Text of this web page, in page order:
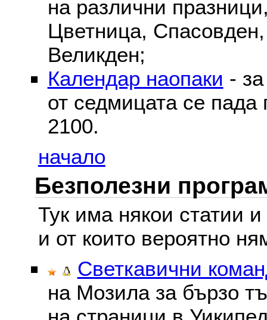
на различни
Цветница, Спасовден,
Великден;
Календар наопаки -
от седмицата се пада
2100.
начало
Безполезни
Тук има някои статии
и от които вероятно
Светкавични
на Мозила за бързо